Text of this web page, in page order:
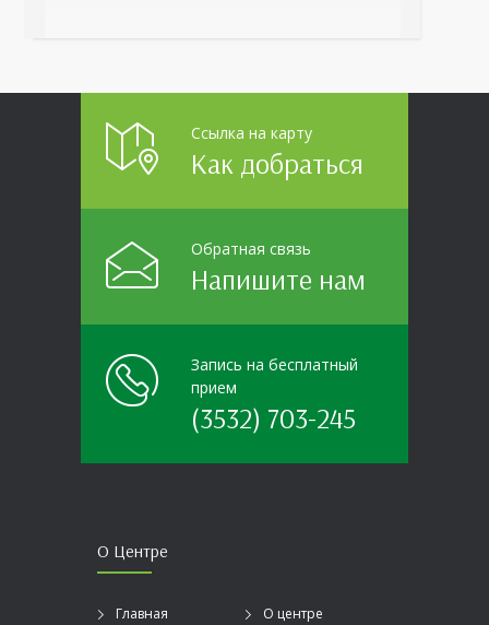
Ссылка на карту
Как добраться
Обратная связь
Напишите нам
Запись на бесплатный
прием
(3532) 703-245
О Центре
Главная О центре